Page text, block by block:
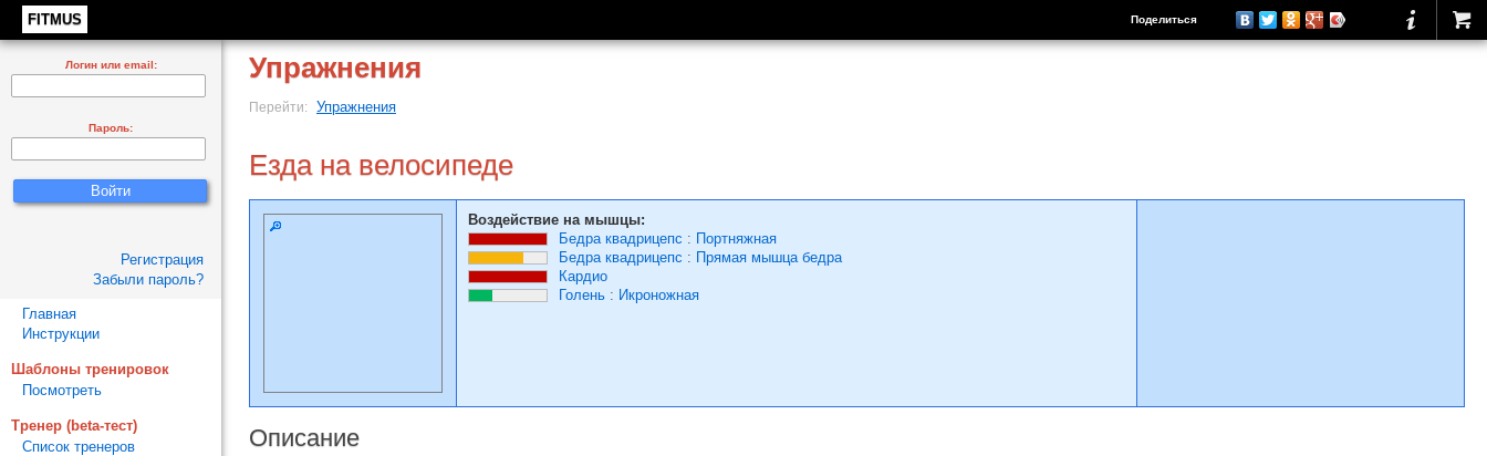
FITMUS Поделиться
Упражнения
Перейти: Упражнения
Езда на велосипеде
Воздействие на мышцы:
Бедра квадрицепс : Портняжная
Бедра квадрицепс : Прямая мышца бедра
Кардио
Голень : Икроножная
Описание
Логин или email:
Пароль:
Регистрация
Забыли пароль?
Главная
Инструкции
Шаблоны тренировок
Посмотреть
Тренер (beta-тест)
Список тренеров